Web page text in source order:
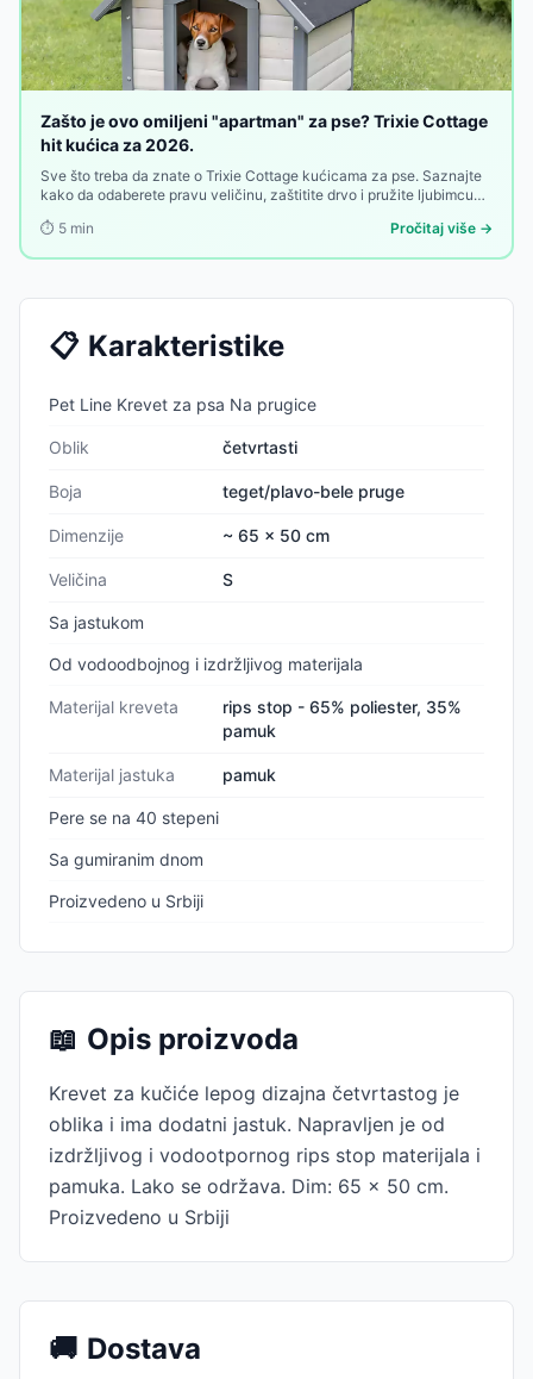
Zašto je ovo omiljeni "apartman" za pse? Trixie Cottage
hit kućica za 2026.
Sve što treba da znate o Trixie Cottage kućicama za pse. Saznajte
kako da odaberete pravu veličinu, zaštitite drvo i pružite ljubimcu
⏱️ 5 min Pročitaj više →
📋 Karakteristike
Pet Line Krevet za psa Na prugice
Oblik četvrtasti
Boja teget/plavo-bele pruge
Dimenzije ~ 65 x 50 cm
Veličina S
Sa jastukom
Od vodoodbojnog i izdržljivog materijala
Materijal kreveta
rips stop - 65% poliester, 35%
pamuk
Materijal jastuka pamuk
Pere se na 40 stepeni
Sa gumiranim dnom
Proizvedeno u Srbiji
📖 Opis proizvoda
Krevet za kučiće lepog dizajna četvrtastog je
oblika i ima dodatni jastuk. Napravljen je od
izdržljivog i vodootpornog rips stop materijala i
pamuka. Lako se održava. Dim: 65 x 50 cm.
Proizvedeno u Srbiji
🚚 Dostava